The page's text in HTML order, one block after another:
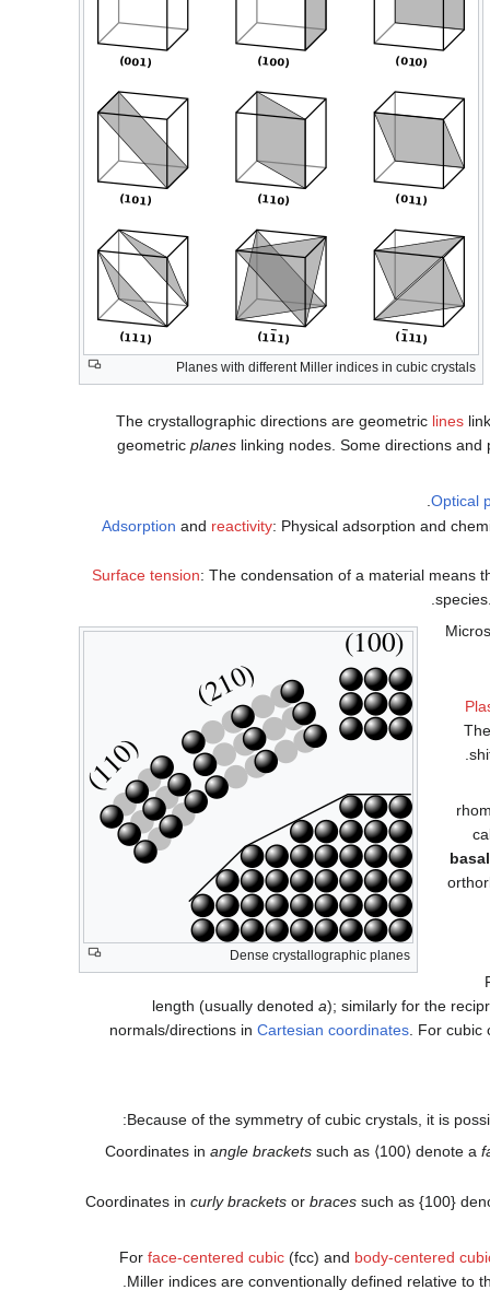
Planes with different Miller indices in cubic crystals
The crystallographic directions are geometric lines
geometric planes linking nodes. Some directions
Optical
Adsorption and reactivity: Physical adsorption and
Surface tension: The condensation of a material means
Dense crystallographic planes
length (usually denoted a); similarly for the
normals/directions in Cartesian coordinates . For
Because of the symmetry of cubic crystals, it is
Coordinates in angle bracketssuch as ⟨100⟩denote a
Coordinates in curly bracketsor bracessuch as {100}
For face-centered cubic (fcc) and body-centered
Miller indices are conventionally defined relative to